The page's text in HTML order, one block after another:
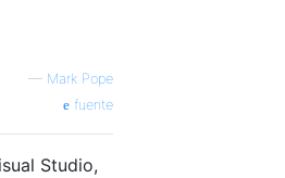
— Mark Pope
fuente
Studio,